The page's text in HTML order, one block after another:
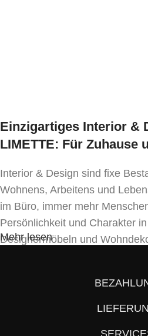
Einzigartiges Interior &
LIMETTE: Für Zuhause
Interior & Design sind fixe
Wohnens, Arbeitens und
im Büro, immer mehr
Persönlichkeit und Charakter
Designermöbeln und
von der Masse abzuheben.
Vorzimmer, Wohnzimmer,
Mehr lesen